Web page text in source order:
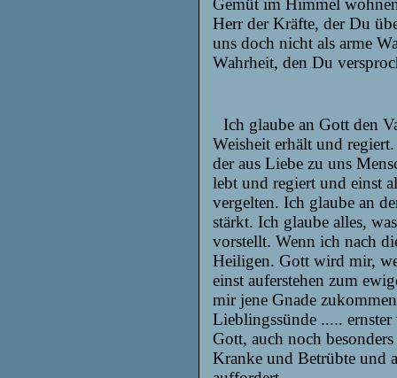
Herr der Kräfte, der Du
uns doch nicht als arme
Wahrheit, den Du
Ich glaube an Gott den
Weisheit erhält und
der aus Liebe zu uns
lebt und regiert und einst
vergelten. Ich glaube an
stärkt. Ich glaube alles,
vorstellt. Wenn ich nach
Heiligen. Gott wird mir,
einst auferstehen zum
mir jene Gnade
Lieblingssünde .....
Gott, auch noch
Kranke und Betrübte und